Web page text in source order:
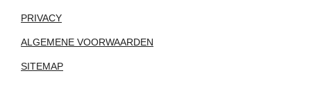
PRIVACY
ALGEMENE VOORWAARDEN
SITEMAP